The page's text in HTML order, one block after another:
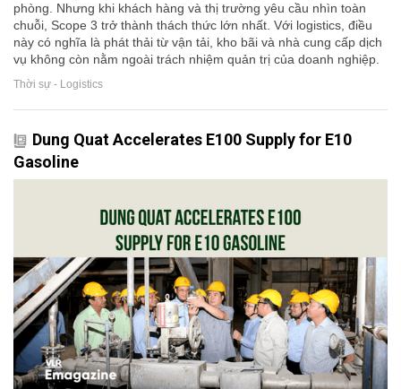
phòng. Nhưng khi khách hàng và thị trường yêu cầu nhìn toàn
chuỗi, Scope 3 trở thành thách thức lớn nhất. Với logistics, điều
này có nghĩa là phát thải từ vận tải, kho bãi và nhà cung cấp dịch
vụ không còn nằm ngoài trách nhiệm quản trị của doanh nghiệp.
Thời sự - Logistics
Dung Quat Accelerates E100 Supply for E10
Gasoline